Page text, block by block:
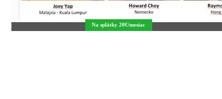
Na splátky 20€/mesiac